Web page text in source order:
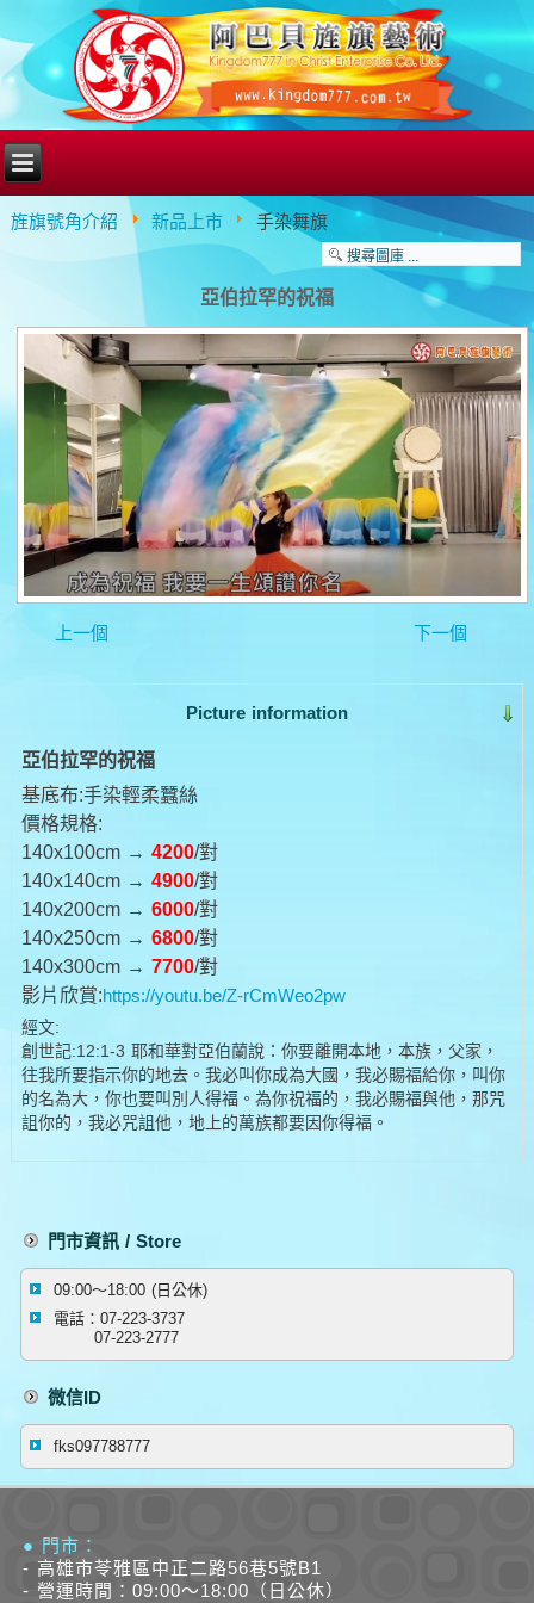
門市資訊 / Store
09:00～18:00 (日公休)
電話：07-223-3737
07-223-2777
微信ID
fks097788777
旌旗號角介紹 新品上市 手染舞旗
亞伯拉罕的祝福
上一個 下一個
Picture information
亞伯拉罕的祝福
基底布:手染輕柔蠶絲
價格規格:
140x100cm → 4200/對
140x140cm → 4900/對
140x200cm → 6000/對
140x250cm → 6800/對
140x300cm → 7700/對
影片欣賞:https://youtu.be/Z-rCmWeo2pw
經文:
創世記:12:1-3 耶和華對亞伯蘭說：你要離開本地，本族，父家，
往我所要指示你的地去。我必叫你成為大國，我必賜福給你，叫你
的名為大，你也要叫別人得福。為你祝福的，我必賜福與他，那咒
詛你的，我必咒詛他，地上的萬族都要因你得福。
● 門市：
- 高雄市苓雅區中正二路56巷5號B1
- 營運時間：09:00～18:00（日公休）